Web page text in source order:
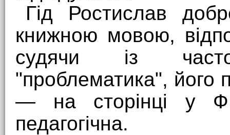
Гід Ростислав
книжною мовою,
судячи із
"проблематика", його
— на сторінці у
педагогічна.